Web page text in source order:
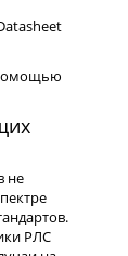
не
РЛС